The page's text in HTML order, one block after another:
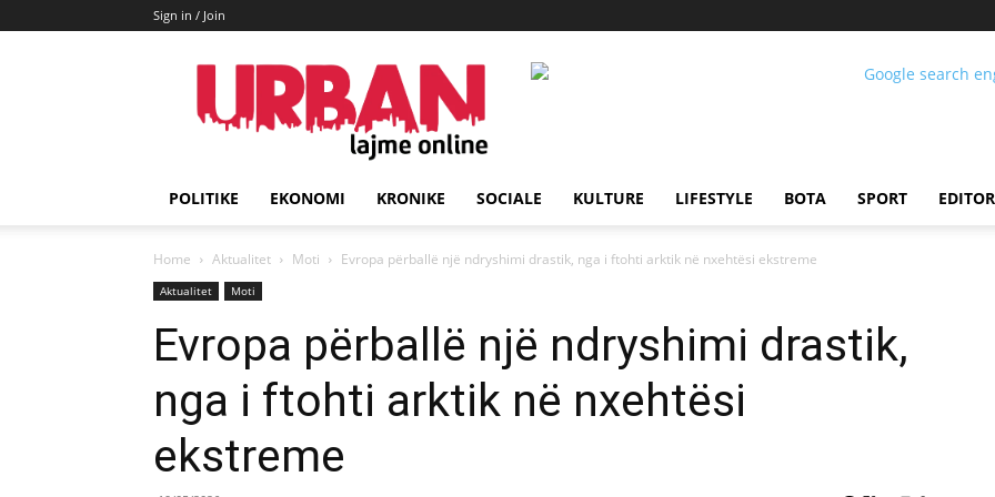
Sign in / Join
URBAN
Lajme
POLITIKE EKONOMI KRONIKE SOCIALE KULTURE LIFESTYLE BOTA SPORT
Home Aktualitet Moti Evropa përballë një ndryshimi drastik, nga i ftohti arktik në nxehtësi ekstreme
Aktualitet Moti
Evropa përballë një ndryshimi drastik,
nga i ftohti arktik në nxehtësi
ekstreme